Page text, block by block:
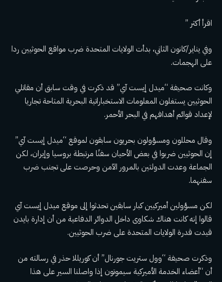
اقرأ أكثر ”
وفي يناير/كانون الثاني، بدأت الولايات المتحدة ضرب مواقع الحوثيين ردا
على الهجمات.
وكانت صحيفة “ميدل إيست آي” قد ذكرت في وقت سابق أن مقاتلي
الحوثيين يستغلون المعلومات الاستخباراتية البحرية المتاحة تجاريا
لإعداد قوائم أهدافهم في البحر الأحمر.
وقال محللون ومسؤولون بحريون سابقون لموقع “ميدل إيست آي”
إن الحوثيين ضربوا في بعض الأحيان سفنًا مرتبطة بروسيا وإيران، لكن
الجماعة وعدت الدولتين بالمرور الآمن وحرصت على تجنب ضرب
سفنهما.
لكن مسؤولين أميركيين كبار سابقين تحدثوا إلى موقع ميدل إيست آي
قالوا إنه كانت هناك شكاوى داخل الدوائر الدفاعية من أن إدارة بايدن
قيدت قدرة الولايات المتحدة على ضرب الحوثيين.
وذكرت صحيفة “وول ستريت جورنال” أن كوريللا حذر في رسالته من
أن “أعضاء الخدمة الأميركية سيموتون إذا واصلنا السير على هذا